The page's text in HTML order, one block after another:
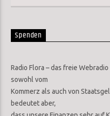
Spenden
Radio Flora – das freie
sowohl vom
Kommerz als auch von
bedeutet aber,